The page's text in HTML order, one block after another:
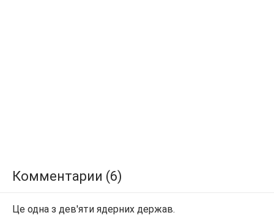
Комментарии (6)
Це одна з дев'яти ядерних держав.